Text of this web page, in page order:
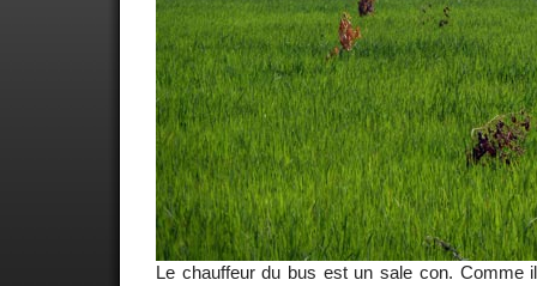
Le chauffeur du bus est un sale con. Comme